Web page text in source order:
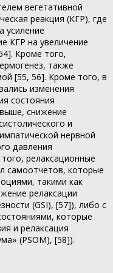
вегетативной
реакция (КГР), где
усиление
КГР на увеличение
Кроме того,
также
[55, 56]. Кроме того, в
изменения
состояния
снижение
и
нервной
давления
релаксационные
самоотчетов, которые
такими как
релаксации
(GSI), [57]), либо с
которые
и релаксация
(PSOM), [58]).